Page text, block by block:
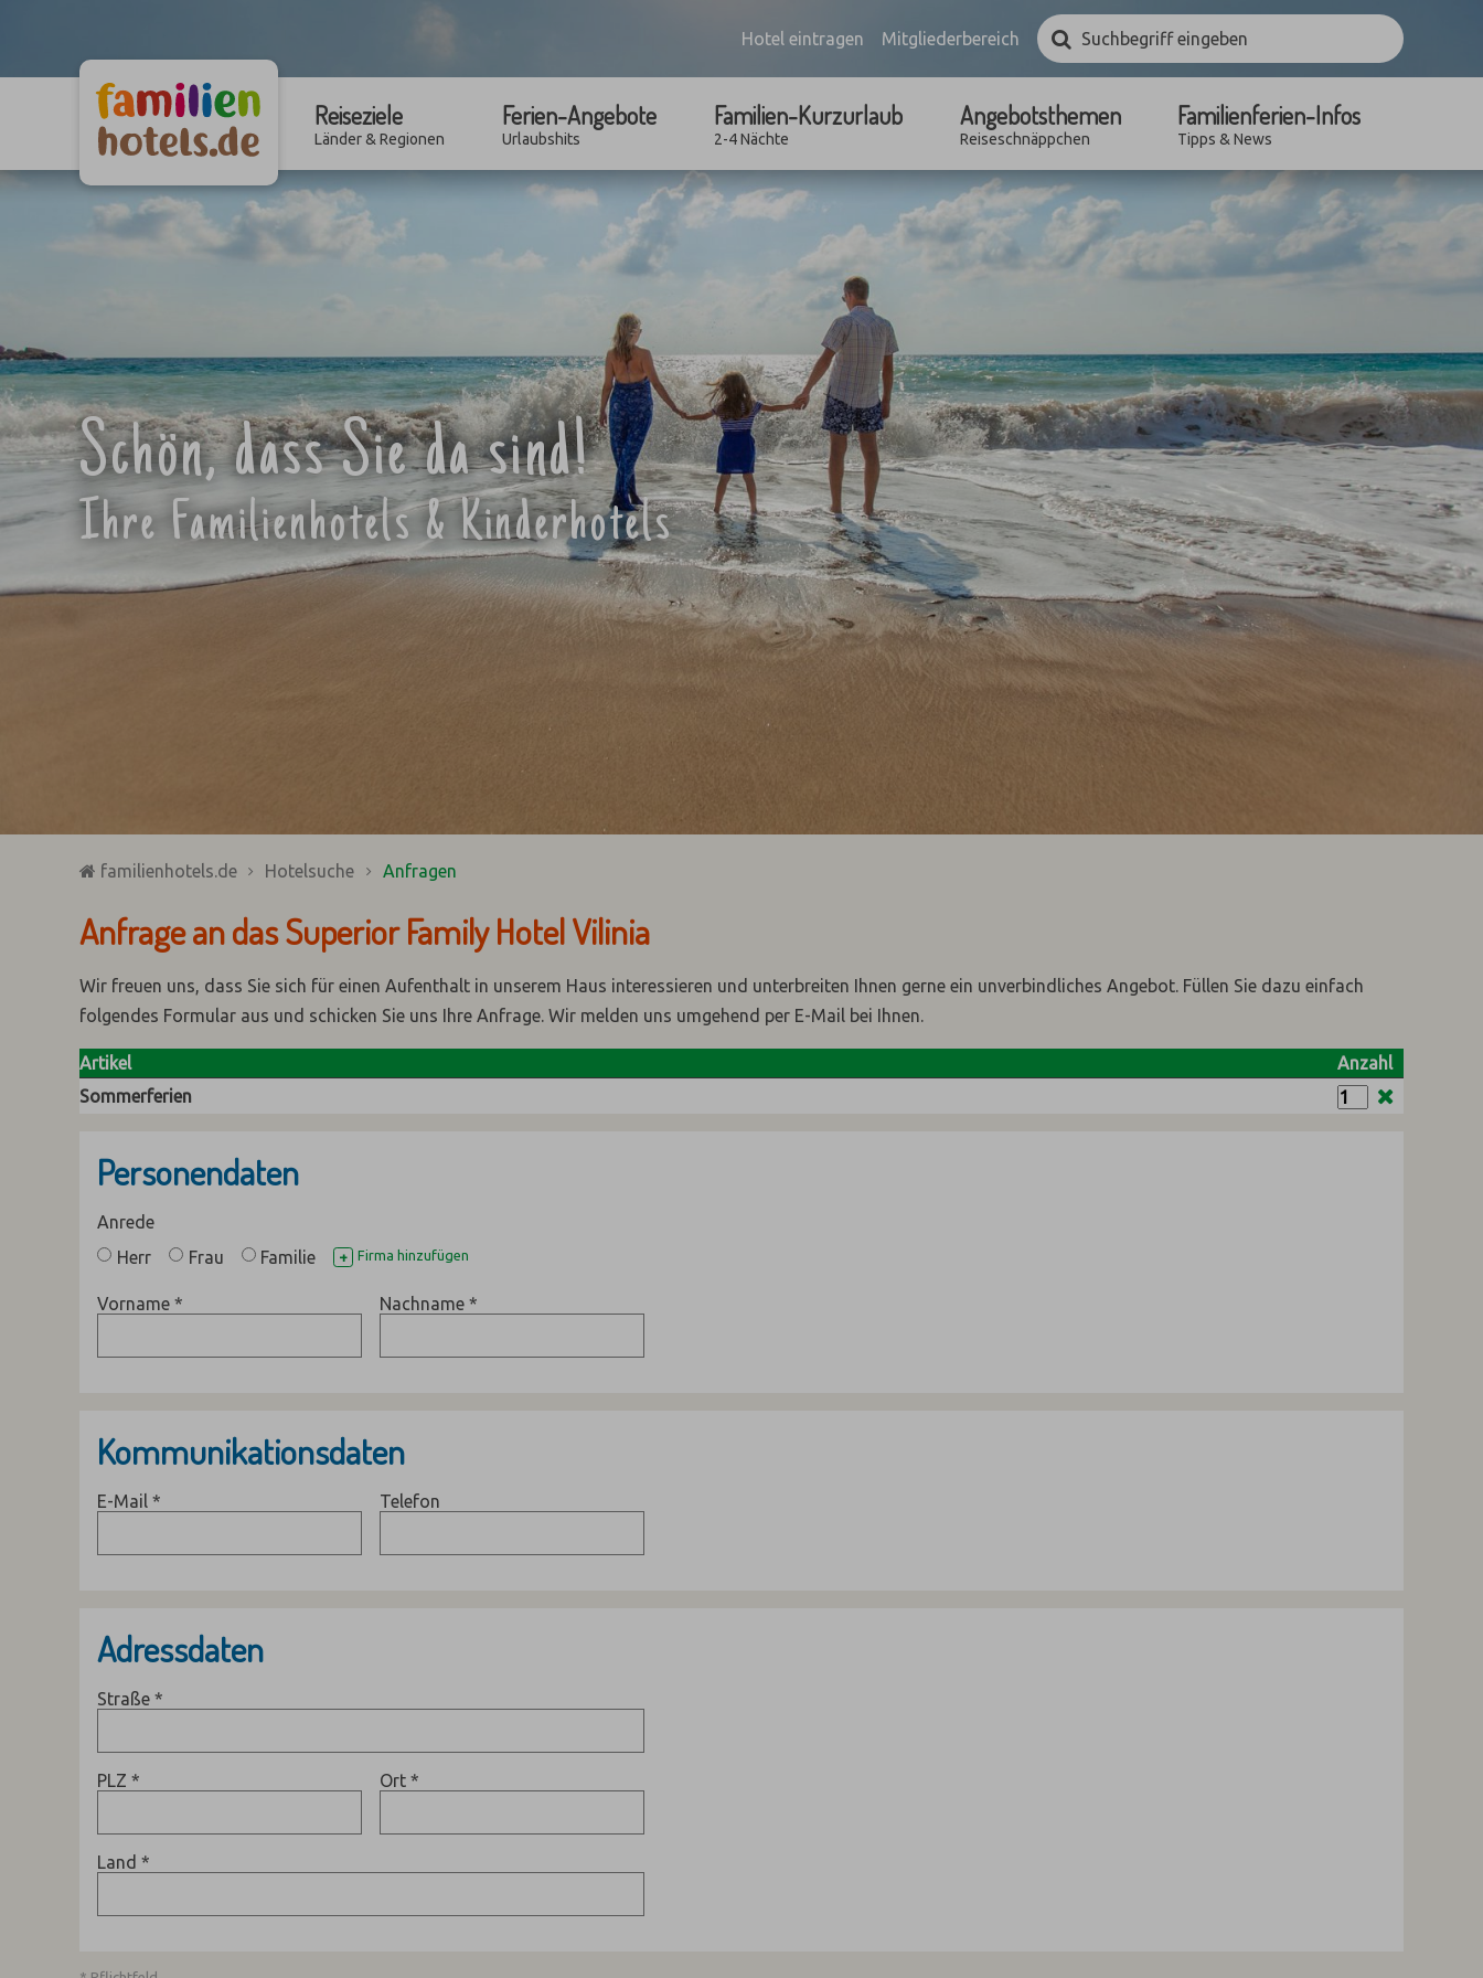
Hotel eintragen Mitgliederbereich
Suchbegriff
eingebenSuchen
Reiseziele
Länder & Regionen
Ferien-Angebote
Urlaubshits
Familien-Kurzurlaub
2-4 Nächte
Angebotsthemen
Reiseschnäppchen
Familienferien-Infos
Tipps & News
Schön, dass Sie da sind!
Ihre Familienhotels & Kinderhotels
familienhotels.de Hotelsuche Anfragen
Anfrage an das Superior Family Hotel Vilinia
Wir freuen uns, dass Sie sich für einen Aufenthalt in unserem Haus interessieren und unterbreiten Ihnen gerne ein unverbindliches Angebot. Füllen Sie dazu einfach
folgendes Formular aus und schicken Sie uns Ihre Anfrage. Wir melden uns umgehend per E-Mail bei Ihnen.
Artikel
Anzahl
Sommerferien
Personendaten
Anrede
Herr
Frau Familie + Firma hinzufügen
Vorname * Nachname *
Kommunikationsdaten
E-Mail * Telefon
Adressdaten
Straße *
PLZ * Ort *
Land *